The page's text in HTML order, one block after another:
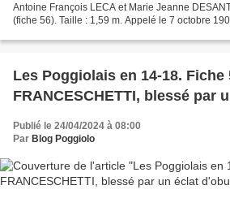
Antoine François LECA et Marie Jeanne
(fiche 56). Taille : 1,59 m. Appelé le 7 octobre
Les Poggiolais en 14-18. Fiche
FRANCESCHETTI, blessé par
Publié le 24/04/2024 à 08:00
Par Blog Poggiolo